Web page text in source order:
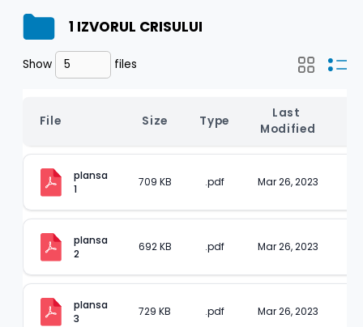
1 IZVORUL CRISULUI
Show files
File Size Type
Last
Modified
plansa
1
709 KB .pdf Mar 26, 2023
plansa
2
692 KB .pdf Mar 26, 2023
plansa
3
729 KB .pdf Mar 26, 2023